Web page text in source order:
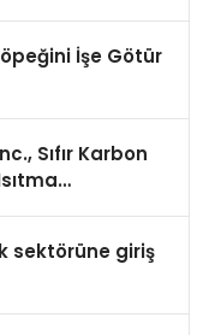
İşe Götür
Sıfır Karbon
sektörüne giriş